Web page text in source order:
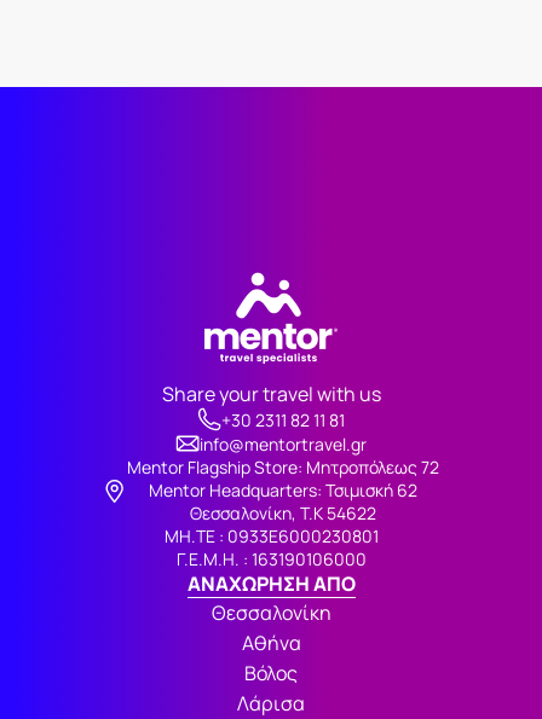
Share your travel with us
+30 2311 82 11 81
info@mentortravel.gr
Mentor Flagship Store: Μητροπόλεως 72
Μentor Headquarters: Τσιμισκή 62
Θεσσαλονίκη, Τ.Κ 54622
ΜΗ.ΤΕ : 0933Ε6000230801
Γ.Ε.Μ.Η. : 163190106000
ΑΝΑΧΩΡΗΣΗ ΑΠΟ
Θεσσαλονίκη
Αθήνα
Βόλος
Λάρισα